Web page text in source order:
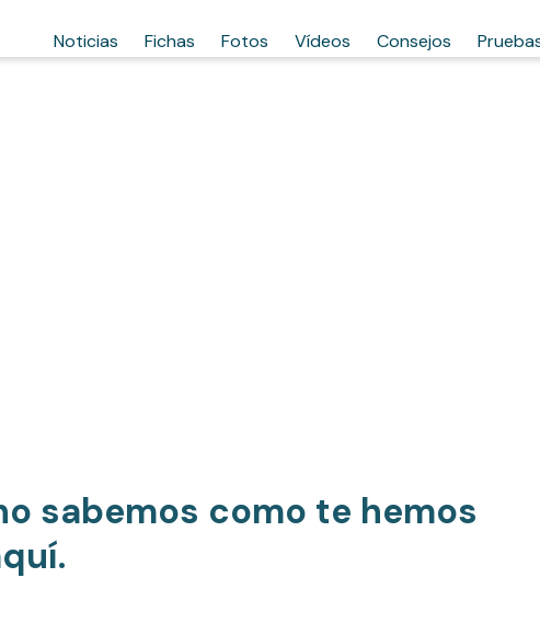
Noticias Fichas Fotos Vídeos Consejos
sabemos como te hemos